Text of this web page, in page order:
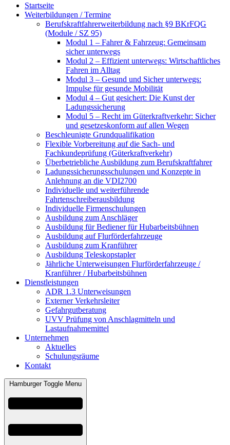
Startseite
Weiterbildungen / Termine
Berufskraftfahrer­weiterbildung nach §9 BKrFQG
(Module / SZ 95)
Modul 1 – Fahrer & Fahrzeug: Gemeinsam
sicher unterwegs
Modul 2 – Effizient unterwegs: Wirtschaftliches
Fahren im Alltag
Modul 3 – Gesund und Sicher unterwegs:
Impulse für gesunde Mobilität
Modul 4 – Gut gesichert: Die Kunst der
Ladungssicherung
Modul 5 – Recht im Güterkraftverkehr: Sicher
und gesetzeskonform auf allen Wegen
Beschleunigte Grundqualifikation
Flexible Vorbereitung auf die Sach- und
Fachkundeprüfung (Güterkraftverkehr)
Überbetriebliche Ausbildung zum Berufskraftfahrer
Ladungssicherungsschulungen und Konzepte in
Anlehnung an die VDI2700
Individuelle und weiterführende
Fahrtenschreiberausbildung
Individuelle Firmenschulungen
Ausbildung zum Anschläger
Ausbildung für Bediener für Hubarbeitsbühnen
Ausbildung auf Flurförderfahrzeuge
Ausbildung zum Kranführer
Ausbildung Teleskopstapler
Jährliche Unterweisungen Flurförderfahrzeuge /
Kranführer / Hubarbeitsbühnen
Dienstleistungen
ADR 1.3 Unterweisungen
Externer Verkehrsleiter
Gefahrgutberatung
UVV Prüfung von Anschlagmitteln und
Lastaufnahmemittel
Unternehmen
Aktuelles
Schulungsräume
Kontakt
Hamburger Toggle Menu